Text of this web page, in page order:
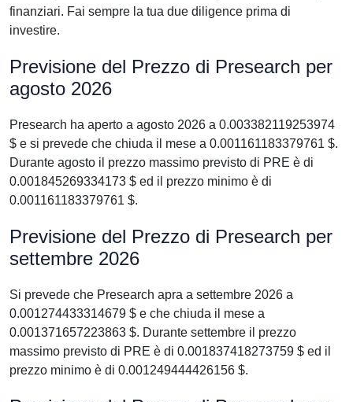
finanziari. Fai sempre la tua due diligence prima di
investire.
Previsione del Prezzo di Presearch per
agosto 2026
Presearch ha aperto a agosto 2026 a 0.003382119253974
$ e si prevede che chiuda il mese a 0.001161183379761 $.
Durante agosto il prezzo massimo previsto di PRE è di
0.001845269334173 $ ed il prezzo minimo è di
0.001161183379761 $.
Previsione del Prezzo di Presearch per
settembre 2026
Si prevede che Presearch apra a settembre 2026 a
0.001274433314679 $ e che chiuda il mese a
0.001371657223863 $. Durante settembre il prezzo
massimo previsto di PRE è di 0.001837418273759 $ ed il
prezzo minimo è di 0.001249444426156 $.